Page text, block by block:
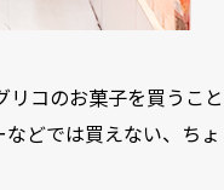
コのお菓子を買うこと
どでは買えない、ちょ